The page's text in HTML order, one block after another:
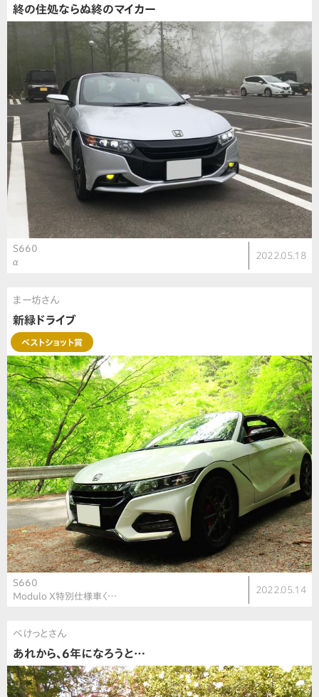
終の住処ならぬ終のマイカー
S660
α
2022.05.18
まー坊さん
新緑ドライブ
ベストショット賞
S660
Modulo X特別仕様車〈…
2022.05.14
べけっとさん
あれから、6年になろうと…